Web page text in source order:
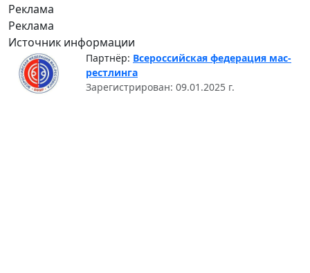
Реклама
Реклама
Источник информации
Партнёр: Всероссийская федерация мас-
рестлинга
Зарегистрирован: 09.01.2025 г.